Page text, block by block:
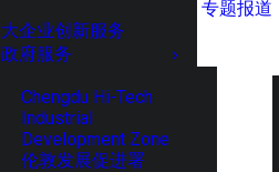
大企业创新服务
政府服务
Chengdu Hi-Tech
Industrial
Development Zone
伦敦发展促进署
专题报道